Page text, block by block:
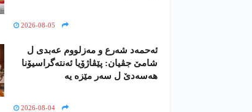
2026-08-05
ئەحمەد شەرع و مەزلووم عەبدی ل
شامێ جڤیان: پێڤاژۆیا ئەنتەگراسیۆنا
ھەسەدێ ل سەر مێزە یە
2026-08-04